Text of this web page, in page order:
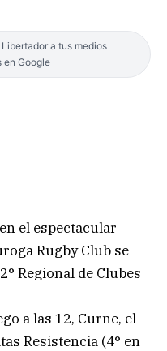
a tus medios
en Google
el espectacular
Rugby Club se
Regional de Clubes
a las 12, Curne, el
Resistencia (4° en